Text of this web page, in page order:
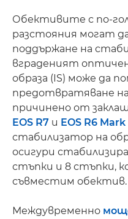
Обективите с по-
разстояния могат
поддържане на
вграденият
образа (IS) може да
предотвратяване
причинено от
EOS R7 и EOS R6 Mark
стабилизатор на
осигури
стъпки и 8 стъпки,
съвместим обектив.
Междувременно